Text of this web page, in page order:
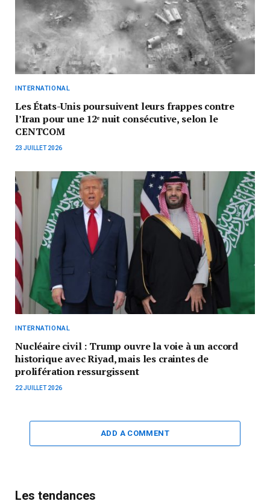
INTERNATIONAL
Les États-Unis poursuivent leurs frappes contre
l’Iran pour une 12ᵉ nuit consécutive, selon le
CENTCOM
23 JUILLET 2026
INTERNATIONAL
Nucléaire civil : Trump ouvre la voie à un accord
historique avec Riyad, mais les craintes de
prolifération ressurgissent
22 JUILLET 2026
ADD A COMMENT
Les tendances